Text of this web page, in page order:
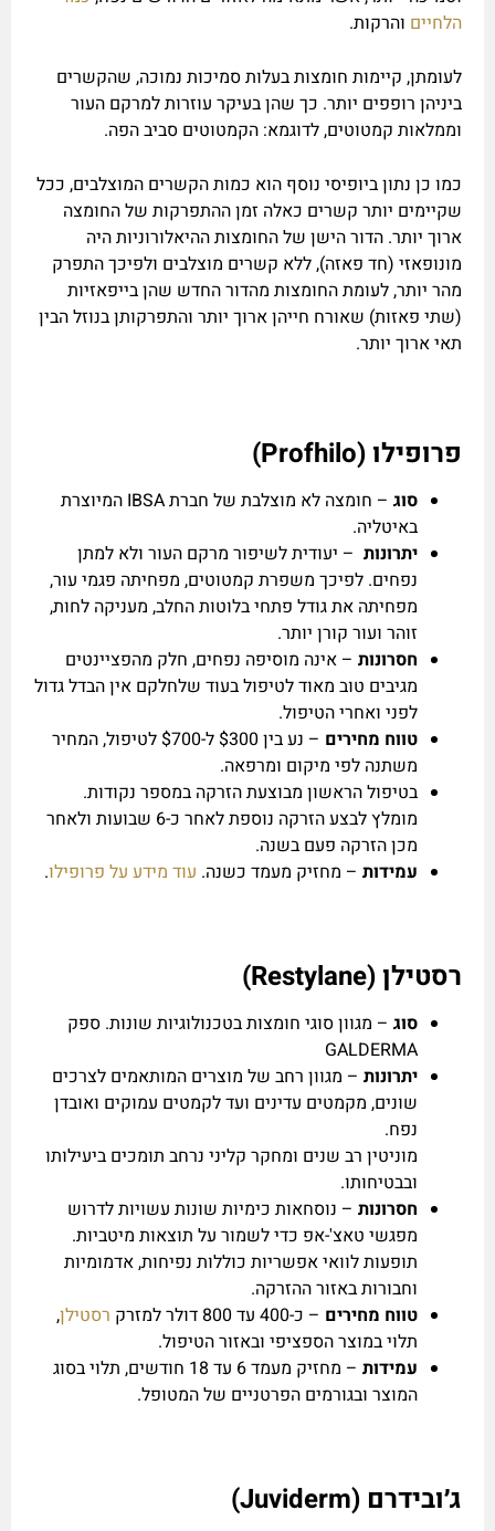
הלחיים והרקות.
לעומתן, קיימות חומצות בעלות סמיכות נמוכה, שהקשרים
ביניהן רופפים יותר. כך שהן בעיקר עוזרות למרקם העור
וממלאות קמטוטים, לדוגמא: הקמטוטים סביב הפה.
כמו כן נתון ביופיסי נוסף הוא כמותהקשרים המוצלבים, ככל
שקיימים יותר קשרים כאלה זמן ההתפרקות של החומצה
ארוך יותר. הדור הישן של החומצות ההיאלורוניות היה
מונופאזי (חד פאזה), ללא קשרים מוצלבים ולפיכך התפרק
מהר יותר, לעומת החומצות מהדור החדש שהן בייפאזיות
(שתי פאזות) שאורח חייהן ארוך יותר והתפרקותן בנוזל הבין
תאי ארוך יותר.
פרופילו (
Profhilo
)
סוג
– חומצה לא מוצלבת של חברת IBSA המיוצרת
באיטליה.
יתרונות – יעודית לשיפור מרקם העור ולא למתן
נפחים. לפיכך משפרת קמטוטים, מפחיתה פגמי עור,
מפחיתה את גודל פתחי בלוטות החלב, מעניקה לחות,
זוהר ועור קורן יותר.
חסרונות – אינה מוסיפה נפחים, חלק מהפציינטים
מגיבים טוב מאוד לטיפול בעוד שלחלקם אין הבדל גדול
לפני ואחרי הטיפול.
טווח מחירים
– נע בין $300 ל-$700 לטיפול, המחיר
משתנה לפי מיקום ומרפאה.
בטיפול הראשון מבוצעת הזרקה במספר נקודות.
מומלץ לבצע הזרקה נוספת לאחר כ-6 שבועות ולאחר
מכן הזרקה פעם בשנה.
עמידות – מחזיק מעמד כשנה. עוד מידע על פרופילו.
רסטילן (Restylane)
סוג – מגוון סוגי חומצות בטכנולוגיות שונות. ספק
GALDERMA
יתרונות – מגוון רחב של מוצרים המותאמים לצרכים
שונים, מקמטים עדינים ועד לקמטים עמוקים ואובדן
נפח.
מוניטין רב שנים ומחקר קליני נרחב תומכים ביעילותו
ובבטיחותו.
חסרונות – נוסחאות כימיות שונות עשויות לדרוש
מפגשי טאצ'-אפ כדי לשמור על תוצאות מיטביות.
תופעות לוואי אפשריות כוללות נפיחות, אדמומיות
וחבורות באזור ההזרקה.
טווח מחירים – כ-400 עד 800 דולר למזרק רסטילן,
תלוי במוצר הספציפי ובאזור הטיפול.
עמידות
– מחזיק מעמד 6 עד 18 חודשים, תלוי בסוג
המוצר ובגורמים הפרטניים של המטופל.
ג׳ובידרם (Juviderm
)